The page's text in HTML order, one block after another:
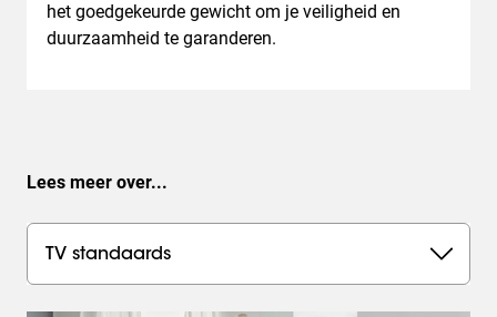
het goedgekeurde gewicht om je veiligheid en
duurzaamheid te garanderen.
Lees meer over...
TV standaards